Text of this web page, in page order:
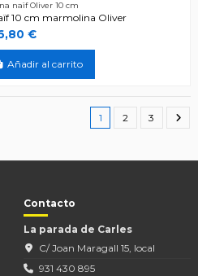
naïf Oliver 10 cm
10 cm marmolina Oliver
€
Añadir al carrito
1 2 3
Contacto
La parada de Carles
C/ Joan Maragall 15, local
931 430 895